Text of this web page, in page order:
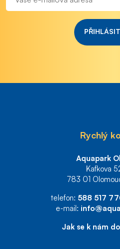
PŘIHLÁSIT
Rychlý
Aquapark
Kafkova
783 01
telefon: 588 517
e-mail:
Jak se k nám